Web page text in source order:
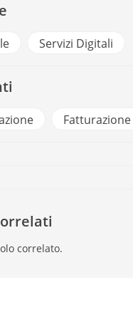
Servizi Digitali
correlato.